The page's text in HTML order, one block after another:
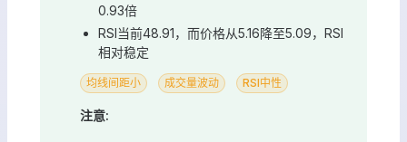
0.93倍
RSI当前48.91，而价格从5.16降至5.09，RSI
相对稳定
均线间距小 成交量波动 RSI中性
注意: